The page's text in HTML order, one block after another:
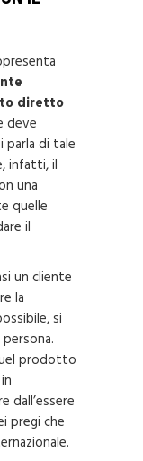
diretto
deve
parla di tale
infatti, il
una
quelle
il
un cliente
la
si
prodotto
dall’essere
pregi che